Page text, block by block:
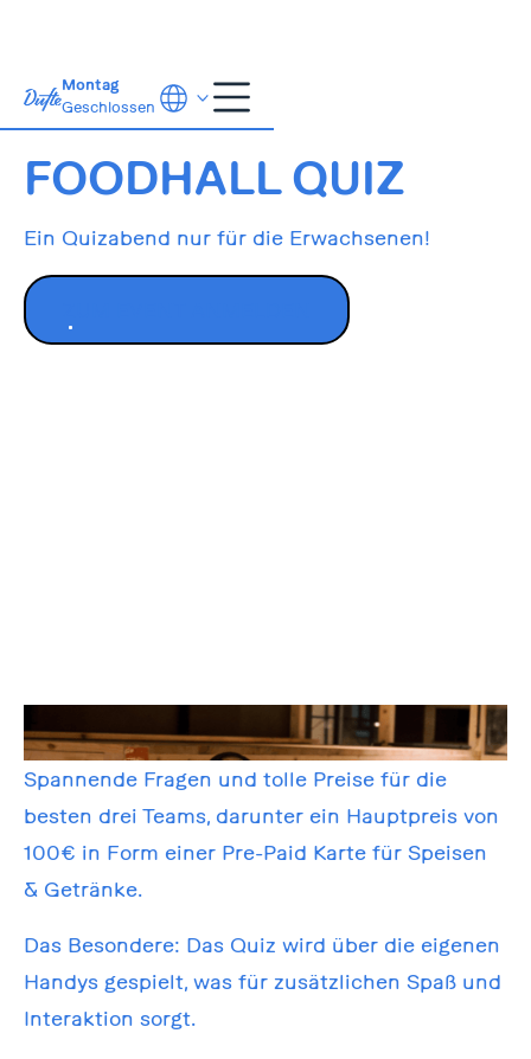
Montag
Geschlossen
30.7.2024 19:00
FOODHALL QUIZ
Ein Quizabend nur für die Erwachsenen!
Spannende Fragen und tolle Preise für die
besten drei Teams, darunter ein Hauptpreis von
100€ in Form einer Pre-Paid Karte für Speisen
& Getränke.
Das Besondere: Das Quiz wird über die eigenen
Handys gespielt, was für zusätzlichen Spaß und
Interaktion sorgt.